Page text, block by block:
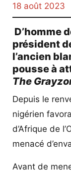
18 août 2023
D’homme
président
l’ancien
pousse à
The
Depuis le
nigérien
d’Afrique de
menacé
Avant de